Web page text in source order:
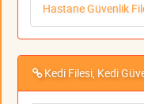
Hastane Güvenlik
Kedi Filesi, Kedi